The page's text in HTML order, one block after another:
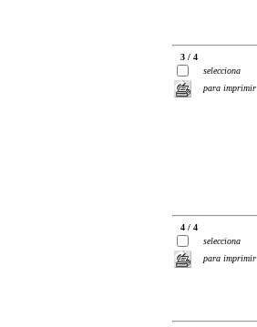
3 / 4
selecciona
para imprimir
4 / 4
selecciona
para imprimir